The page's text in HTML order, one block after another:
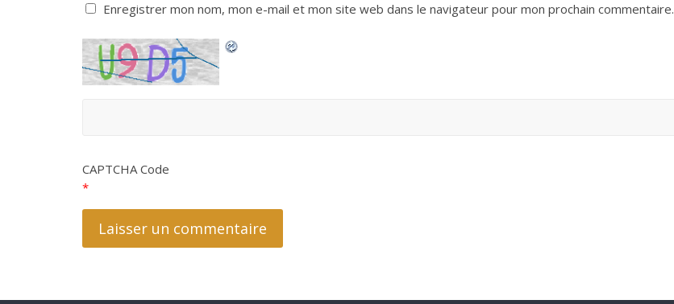
Enregistrer mon nom, mon e-mail et mon site web dans le navigateur pour mon prochain commentaire.
CAPTCHA Code
*